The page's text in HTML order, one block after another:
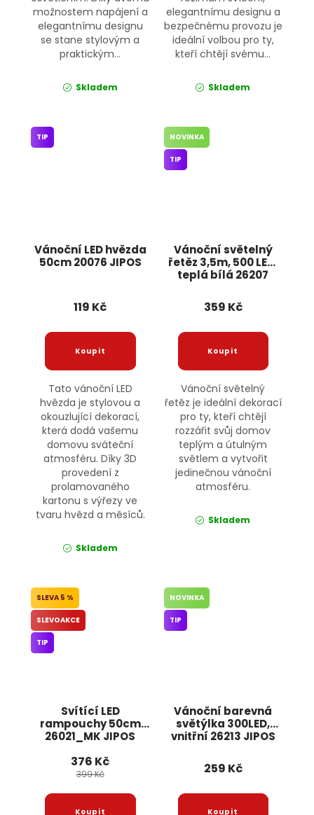
možnostem napájení a
elegantnímu designu
se stane stylovým a
praktickým...
Skladem
elegantnímu designu a
bezpečnému provozu je
ideální volbou pro ty,
kteří chtějí svému...
Skladem
Vánoční LED hvězda
50cm 20076 JIPOS
TIP
119 Kč
Tato vánoční LED
hvězda je stylovou a
okouzlující dekorací,
která dodá vašemu
domovu sváteční
atmosféru. Díky 3D
provedení z
prolamovaného
kartonu s výřezy ve
tvaru hvězd a měsíců.
Skladem
Vánoční světelný
řetěz 3,5m, 500 LED,
teplá bílá 26207
NOVINKA
TIP
359 Kč
Vánoční světelný
řetěz je ideální dekorací
pro ty, kteří chtějí
rozzářit svůj domov
teplým a útulným
světlem a vytvořit
jedinečnou vánoční
atmosféru.
Skladem
Svítící LED
rampouchy 50cm
26021_MK JIPOS
5 %
SLEVOAKCE
TIP
376 Kč
399 Kč
Vánoční barevná
světýlka 300LED,
vnitřní 26213 JIPOS
NOVINKA
TIP
259 Kč